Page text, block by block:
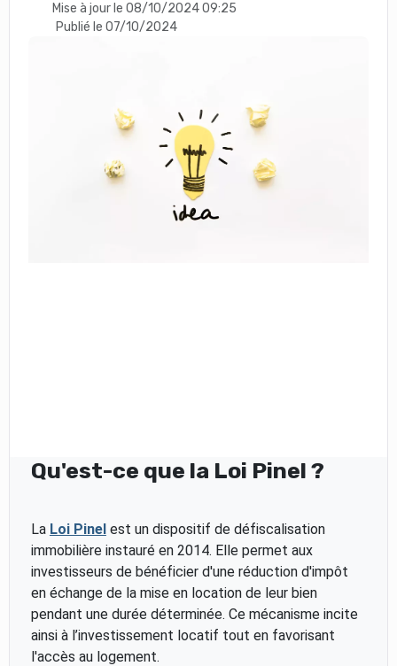
Mise à jour le 08/10/2024 09:25
Publié le 07/10/2024
Qu'est-ce que la Loi Pinel ?
La Loi Pinelest un dispositif de défiscalisation
immobilière instauré en 2014. Elle permet aux
investisseurs de bénéficier d'une réduction d'impôt
en échange de la mise en location de leur bien
pendant une durée déterminée. Ce mécanisme incite
ainsi à l’investissement locatif tout en favorisant
l'accès au logement.